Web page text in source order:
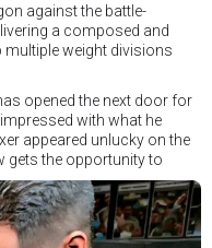
against the battle-
a composed and
weight divisions
opened the next door for
with what he
appeared unlucky on the
gets the opportunity to
he will face the nation’s #4
in a six-round main